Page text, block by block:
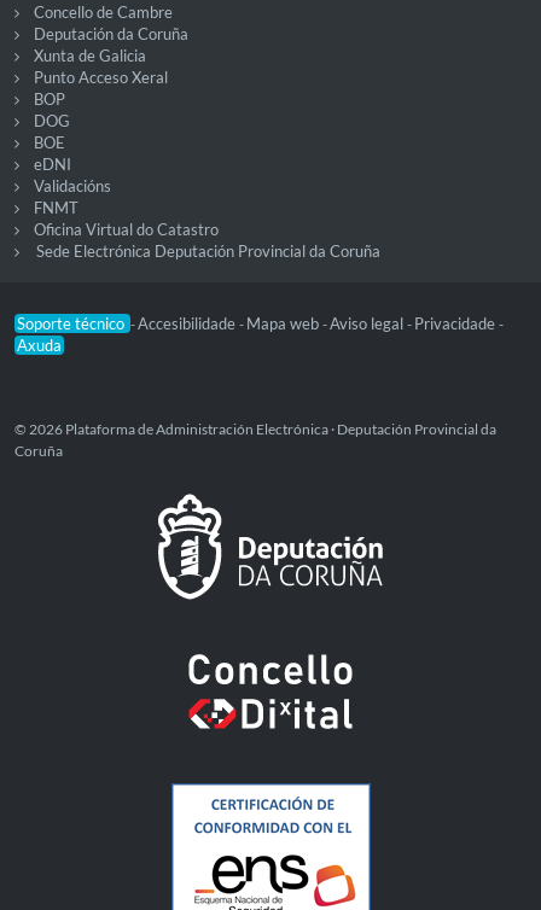
Concello de Cambre
Deputación da Coruña
Xunta de Galicia
Punto Acceso Xeral
BOP
DOG
BOE
eDNI
Validacións
FNMT
Oficina Virtual do Catastro
Sede Electrónica Deputación Provincial da Coruña
Soporte técnico -Accesibilidade - Mapa web -Aviso legal - Privacidade -
Axuda
© 2026 Plataforma de Administración Electrónica · Deputación Provincial da
Coruña